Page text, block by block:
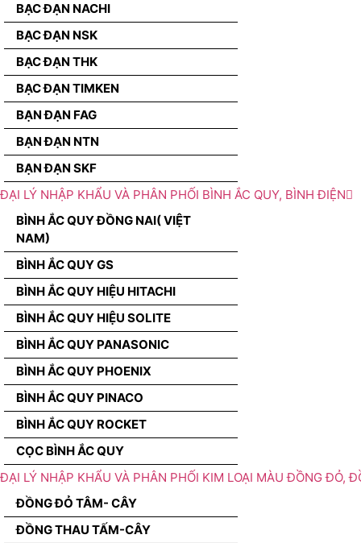
BẠC ĐẠN NACHI
BẠC ĐẠN NSK
BẠC ĐẠN THK
BẠC ĐẠN TIMKEN
BẠN ĐẠN FAG
BẠN ĐẠN NTN
BẠN ĐẠN SKF
ĐẠI LÝ NHẬP KHẨU VÀ PHÂN PHỐI BÌNH ẮC QUY, BÌNH ĐIỆN
BÌNH ẮC QUY ĐỒNG NAI( VIỆT
NAM)
BÌNH ẮC QUY GS
BÌNH ẮC QUY HIỆU HITACHI
BÌNH ẮC QUY HIỆU SOLITE
BÌNH ẮC QUY PANASONIC
BÌNH ẮC QUY PHOENIX
BÌNH ẮC QUY PINACO
BÌNH ẮC QUY ROCKET
CỌC BÌNH ẮC QUY
ĐẠI LÝ NHẬP KHẨU VÀ PHÂN PHỐI KIM LOẠI MÀU ĐỒNG ĐỎ,
ĐỒNG ĐỎ TÂM- CÂY
ĐỒNG THAU TẤM-CÂY